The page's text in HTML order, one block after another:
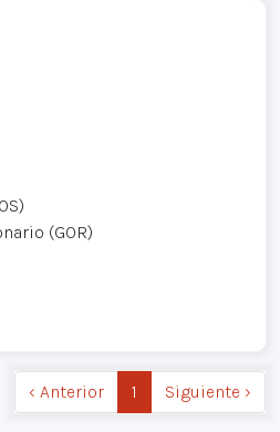
(GOR)
‹ Anterior 1 Siguiente ›